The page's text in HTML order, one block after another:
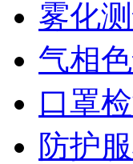
雾化
气相
口罩
防护